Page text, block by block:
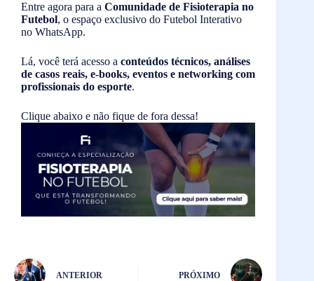
Entre agora para a Comunidade de Fisioterapia no
Futebol, o espaço exclusivo do Futebol Interativo
no WhatsApp.
Lá, você terá acesso a conteúdos técnicos, análises
de casos reais, e-books, eventos e networking com
profissionais do esporte.
Clique abaixo e não fique de fora dessa!
ANTERIOR PRÓXIMO